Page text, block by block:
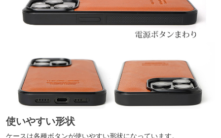
使いやすい形状
ケースは各種ボタンが使いやすい形状になっています。